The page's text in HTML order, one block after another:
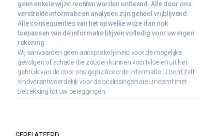
geen enkele wijze rechten worden ontleend. Alle door ons
verstrekte informatie en analyses zijn geheel vrijblijvend.
Alle consequenties van het op welke wijze dan ook
toepassen van de informatie blijven volledig voor uw eigen
rekening.
Wij aanvaarden geen aansprakelijkheid voor de mogelijke
gevolgen of schade die zouden kunnen voortvloeien uit het
gebruik van de door ons gepubliceerde informatie. U bent zelf
eindverantwoordelijk voor de beslissingen die u neemt met
betrekking tot uw beleggingen.